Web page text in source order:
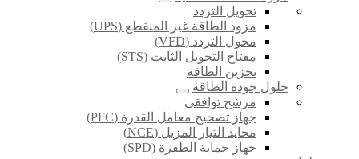
تحويل التردد
مزود الطاقة غير المنقطع (UPS)
محول التردد (VFD)
مفتاح التحويل الثابت (STS)
تخزين الطاقة
حلول جودة الطاقة
مرشح توافقي
جهاز تصحيح معامل القدرة (PFC)
محايد التيار المزيل (NCE)
جهاز حماية الطفرة (SPD)